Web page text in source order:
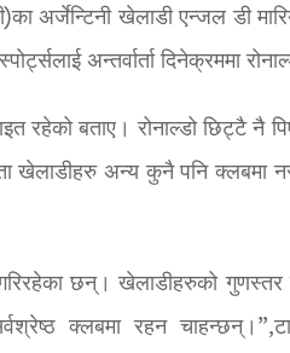
अर्जेन्टिनी खेलाडी एन्जल डी
अन्तर्वार्ता दिनेक्रममा
रहेको बताए। रोनाल्डो छिट्टै नै
खेलाडीहरु अन्य कुनै पनि क्लबमा
छन्। खेलाडीहरुको
क्लबमा रहन